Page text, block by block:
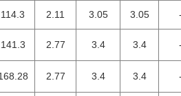
114.3 2.11 3.05 3.05 -
141.3 2.77 3.4 3.4 -
2.77 3.4 3.4 -